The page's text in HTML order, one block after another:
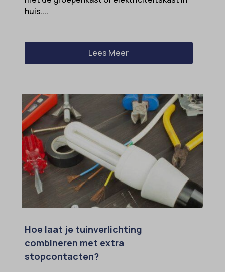
huis....
Lees Meer
Hoe laat je tuinverlichting
combineren met extra
stopcontacten?